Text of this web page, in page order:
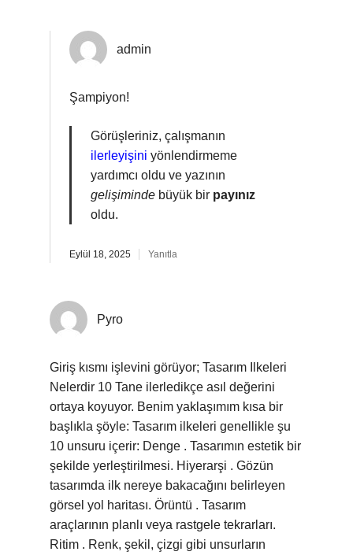
admin
Şampiyon!
Görüşleriniz, çalışmanın
ilerleyişini yönlendirmeme
yardımcı oldu ve yazının
gelişiminde büyük bir payınız
oldu.
Eylül 18, 2025 Yanıtla
Pyro
Giriş kısmı işlevini görüyor; Tasarım Ilkeleri
Nelerdir 10 Tane ilerledikçe asıl değerini
ortaya koyuyor. Benim yaklaşımım kısa bir
başlıkla şöyle: Tasarım ilkeleri genellikle şu
10 unsuru içerir: Denge . Tasarımın estetik bir
şekilde yerleştirilmesi. Hiyerarşi . Gözün
tasarımda ilk nereye bakacağını belirleyen
görsel yol haritası. Örüntü . Tasarım
araçlarının planlı veya rastgele tekrarları.
Ritim . Renk, şekil, çizgi gibi unsurların